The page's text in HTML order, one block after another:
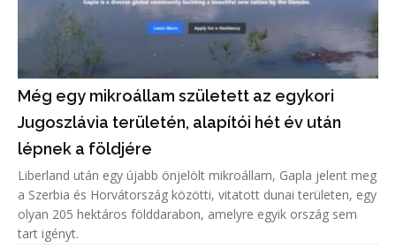
Még egy mikroállam született az egykori
Jugoszlávia területén, alapítói hét év után
lépnek a földjére
Liberland után egy újabb önjelölt mikroállam, Gapla jelent meg
a Szerbia és Horvátország közötti, vitatott dunai területen, egy
olyan 205 hektáros földdarabon, amelyre egyik ország sem
tart igényt.